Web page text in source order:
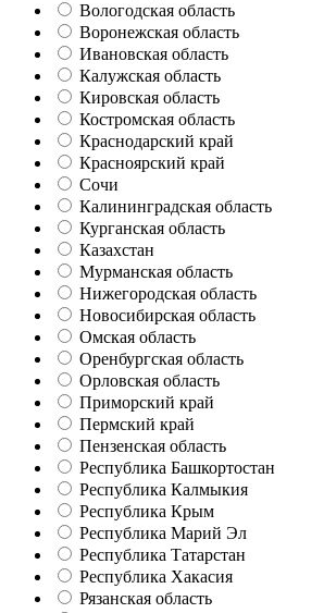
Вологодская область
Воронежская область
Ивановская область
Калужская область
Кировская область
Костромская область
Краснодарский край
Красноярский край
Сочи
Калининградская область
Курганская область
Казахстан
Мурманская область
Нижегородская область
Новосибирская область
Омская область
Оренбургская область
Орловская область
Приморский край
Пермский край
Пензенская область
Республика Башкортостан
Республика Калмыкия
Республика Крым
Республика Марий Эл
Республика Татарстан
Республика Хакасия
Рязанская область